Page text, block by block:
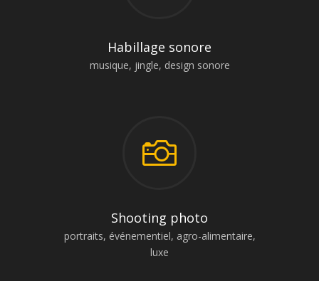
Habillage sonore
musique, jingle, design sonore

Shooting photo
portraits, événementiel, agro-alimentaire,
luxe